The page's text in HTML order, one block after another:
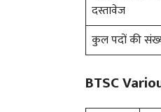
दस्तावेज
कुल पदों की
BTSC